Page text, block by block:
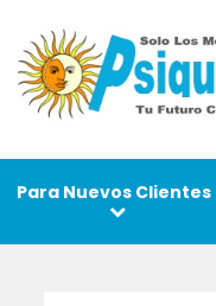
Para Nuevos Clientes